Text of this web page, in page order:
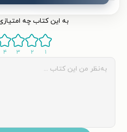
به این کتاب چه
۱ ۲ ۳ ۴